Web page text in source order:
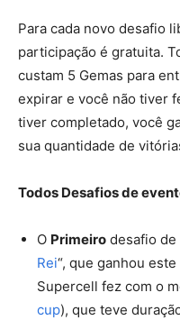
Para cada novo desafio
participação é gratuita.
custam 5 Gemas para
expirar e você não tiver
tiver completado, você
sua quantidade de
Todos Desafios de
O Primeiro desafio de
Rei“, que ganhou
Supercell fez com o
cup), que teve